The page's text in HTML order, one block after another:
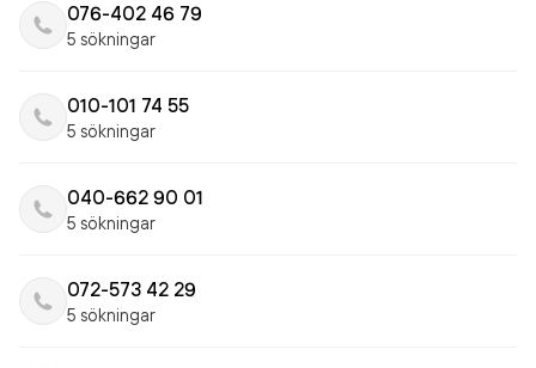
076-402 46 79
5 sökningar
010-101 74 55
5 sökningar
040-662 90 01
5 sökningar
072-573 42 29
5 sökningar